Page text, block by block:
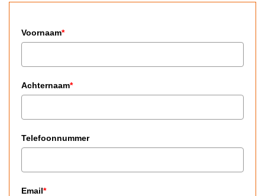
Voornaam*
Achternaam*
Telefoonnummer
Email*